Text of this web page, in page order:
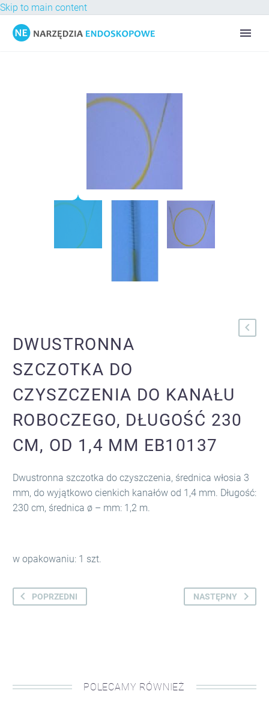
Skip to main content
DWUSTRONNA
SZCZOTKA DO
CZYSZCZENIA DO KANAŁU
ROBOCZEGO, DŁUGOŚĆ 230
CM, OD 1,4 MM EB10137
Dwustronna szczotka do czyszczenia, średnica włosia 3
mm, do wyjątkowo cienkich kanałów od 1,4 mm. Długość:
230 cm, średnica ø – mm: 1,2 m.
w opakowaniu: 1 szt.
POPRZEDNI NASTĘPNY
POLECAMY RÓWNIEŻ